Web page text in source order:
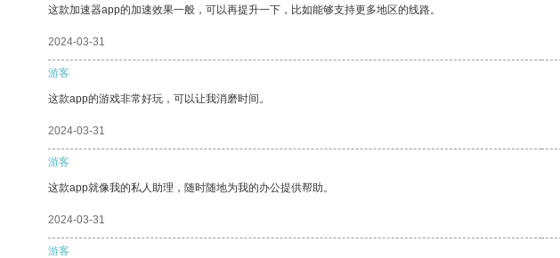
这款加速器app的加速效果一般，可以再提升一下，比如能够支持更多地区的线路。
2024-03-31
游客
这款app的游戏非常好玩，可以让我消磨时间。
2024-03-31
游客
这款app就像我的私人助理，随时随地为我的办公提供帮助。
2024-03-31
游客